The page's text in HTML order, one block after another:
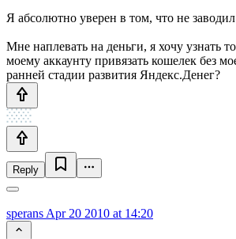
Я абсолютно уверен в том, что не
Мне наплевать на деньги, я хочу узнать
моему аккаунту привязать кошелек без
ранней стадии развития Яндекс.Денег?
Reply
sperans Apr 20 2010 at 14:20